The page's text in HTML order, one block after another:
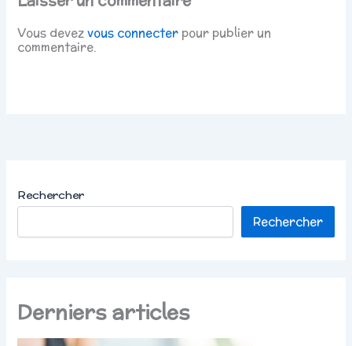
Vous devezvous connecter pour publier un
commentaire.
Rechercher
Rechercher
Derniers articles